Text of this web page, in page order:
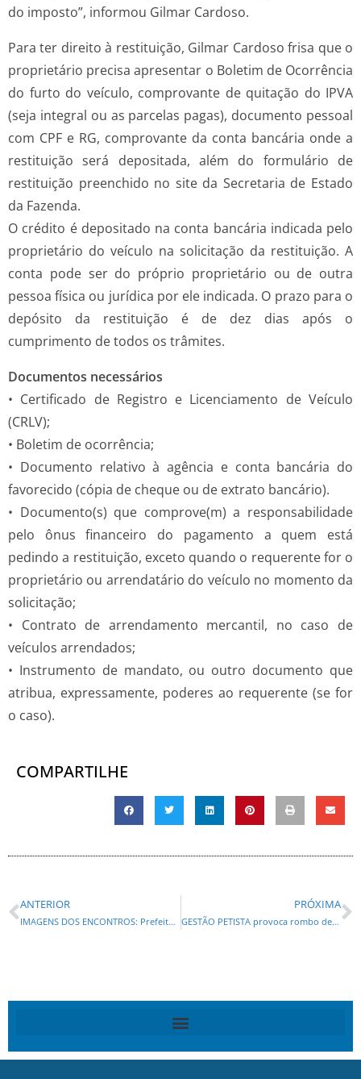
do imposto”, informou Gilmar Cardoso.
Para ter direito à restituição, Gilmar Cardoso frisa que o
proprietário precisa apresentar o Boletim de Ocorrência
do furto do veículo, comprovante de quitação do IPVA
(seja integral ou as parcelas pagas), documento pessoal
com CPF e RG, comprovante da conta bancária onde a
restituição será depositada, além do formulário de
restituição preenchido no site da Secretaria de Estado
da Fazenda.
O crédito é depositado na conta bancária indicada pelo
proprietário do veículo na solicitação da restituição. A
conta pode ser do próprio proprietário ou de outra
pessoa física ou jurídica por ele indicada. O prazo para o
depósito da restituição é de dez dias após o
cumprimento de todos os trâmites.
Documentos necessários
• Certificado de Registro e Licenciamento de Veículo
(CRLV);
• Boletim de ocorrência;
• Documento relativo à agência e conta bancária do
favorecido (cópia de cheque ou de extrato bancário).
• Documento(s) que comprove(m) a responsabilidade
pelo ônus financeiro do pagamento a quem está
pedindo a restituição, exceto quando o requerente for o
proprietário ou arrendatário do veículo no momento da
solicitação;
• Contrato de arrendamento mercantil, no caso de
veículos arrendados;
• Instrumento de mandato, ou outro documento que
atribua, expressamente, poderes ao requerente (se for
o caso).
COMPARTILHE
ANTERIOR
IMAGENS DOS ENCONTROS: Prefeito Marcondes e mais quatro são denunciados por esquema de desvio de dinheiro público em Fazenda Rio Grande
PRÓXIMA
GESTÃO PETISTA provoca rombo de R$ 20 bilhões nos CORREIOS, gera programa de demissões e vendas de imóveis